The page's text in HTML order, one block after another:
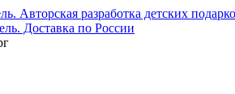
Доставка по России